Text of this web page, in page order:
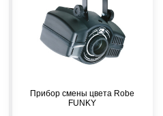
Прибор смены цвета Robe
FUNKY